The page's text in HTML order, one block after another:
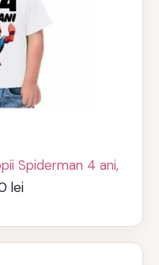
Spiderman 4 ani,
lei